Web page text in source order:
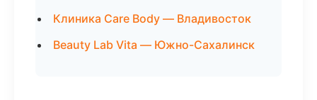
Клиника Care Body — Владивосток
Beauty Lab Vita — Южно-Сахалинск